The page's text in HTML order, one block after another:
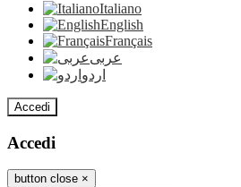
Italiano
English
Français
عربى
اردو
Accedi
Accedi
button close ×